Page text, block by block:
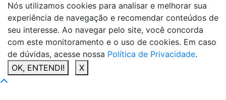
Nós utilizamos cookies para analisar e melhorar sua
experiência de navegação e recomendar conteúdos de
seu interesse. Ao navegar pelo site, você concorda
com este monitoramento e o uso de cookies. Em caso
de dúvidas, acesse nossa Política de Privacidade.
OK, ENTENDI!
X